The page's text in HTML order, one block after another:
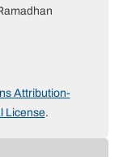
Attribution-
License.